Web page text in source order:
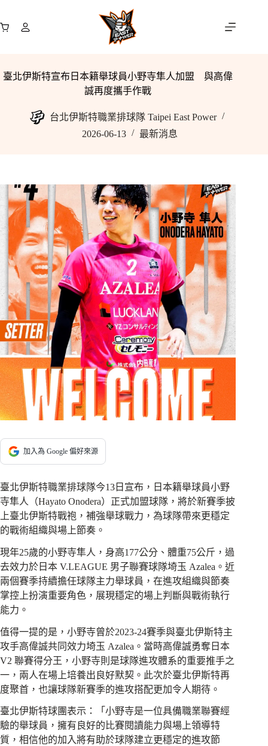
至
容
購
臺北伊斯特宣布日本籍舉球員小野寺隼人加盟 與高偉
誠再度攜手作戰
台北伊斯特職業排球隊 Taipei East Power
2026-06-13
最新消息
加入為 Google 偏好來源
臺北伊斯特職業排球隊今13日宣布，日本籍舉球員小野
寺隼人（Hayato Onodera）正式加盟球隊，將於新賽季披
上臺北伊斯特戰袍，補強舉球戰力，為球隊帶來更穩定
的戰術組織與場上節奏。
現年25歲的小野寺隼人，身高177公分、體重75公斤，過
去效力於日本 V.LEAGUE 男子聯賽球隊埼玉 Azalea。近
兩個賽季持續擔任球隊主力舉球員，在進攻組織與節奏
掌控上扮演重要角色，展現穩定的場上判斷與戰術執行
能力。
值得一提的是，小野寺曾於2023-24賽季與臺北伊斯特主
攻手高偉誠共同效力埼玉 Azalea。當時高偉誠勇奪日本
V2 聯賽得分王，小野寺則是球隊進攻體系的重要推手之
一，兩人在場上培養出良好默契。此次於臺北伊斯特再
度聚首，也讓球隊新賽季的進攻搭配更加令人期待。
臺北伊斯特球團表示：「小野寺是一位具備職業聯賽經
驗的舉球員，擁有良好的比賽閱讀能力與場上領導特
質，相信他的加入將有助於球隊建立更穩定的進攻節